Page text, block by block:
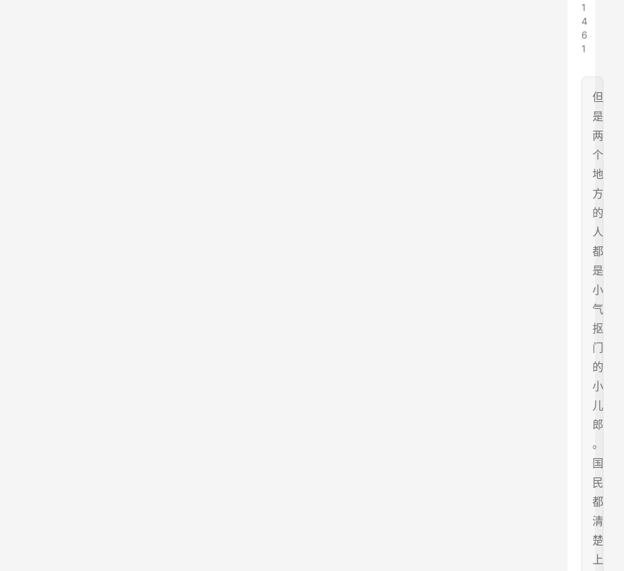
1
4
6
1
但
是
两
个
地
方
的
人
都
是
小
气
抠
门
的
小
儿
郎
。
国
民
都
清
楚
上